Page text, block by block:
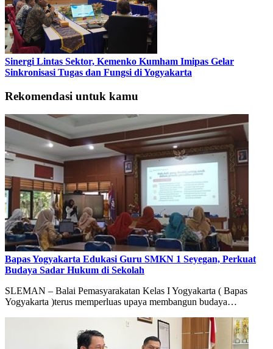
Sinergi Lintas Sektor, Kemenko Kumham Imipas Gelar
Sinkronisasi Tugas dan Fungsi di Yogyakarta
Rekomendasi untuk kamu
Bapas Yogyakarta Edukasi Guru SMKN 1 Seyegan, Perkuat
Budaya Sadar Hukum di Sekolah
SLEMAN – Balai Pemasyarakatan Kelas I Yogyakarta ( Bapas
Yogyakarta )terus memperluas upaya membangun budaya…